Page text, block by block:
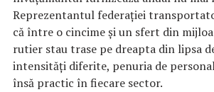
Reprezentantul federației
că între o cincime și un sfert din
rutier stau trase pe dreapta din lipsa
intensități diferite, penuria de
însă practic în fiecare sector.